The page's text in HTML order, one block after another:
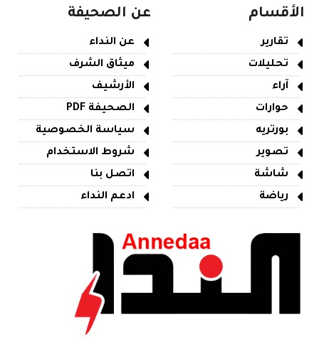
الأقسام
تقارير
تحليلات
آراء
حوارات
بورتريه
تصوير
شاشة
رياضة
عن الصحيفة
عن النداء
ميثاق الشرف
الأرشيف
الصحيفة PDF
سياسة الخصوصية
شروط الاستخدام
اتصل بنا
ادعم النداء